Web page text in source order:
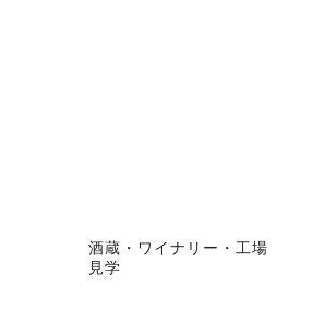
酒蔵・ワイナリー・工場
見学